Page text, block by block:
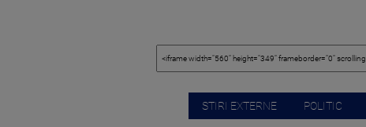
STIRI EXTERNE POLITIC